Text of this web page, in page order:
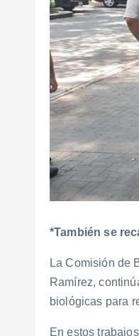
*También se
La Comisión de
Ramírez,
biológicas para
En estos